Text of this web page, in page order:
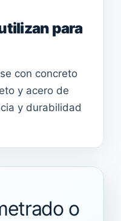
para
con concreto
y acero de
y durabilidad
o